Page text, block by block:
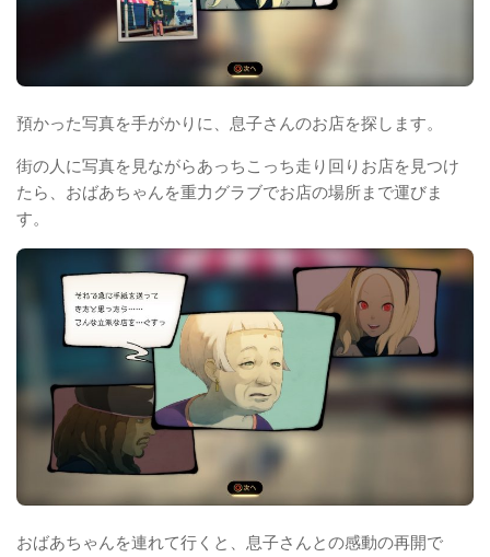
預かった写真を手がかりに、息子さんのお店を探します。
街の人に写真を見ながらあっちこっち走り回りお店を見つけ
たら、おばあちゃんを重力グラブでお店の場所まで運びま
す。
おばあちゃんを連れて行くと、息子さんとの感動の再開で